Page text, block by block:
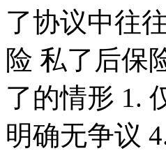
了协议中往
险 私了后保
了的情形 1.
明确无争议